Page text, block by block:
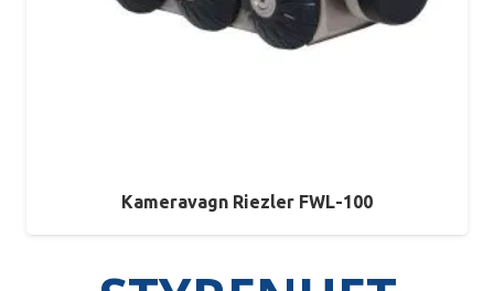
Kameravagn Riezler FWL-100